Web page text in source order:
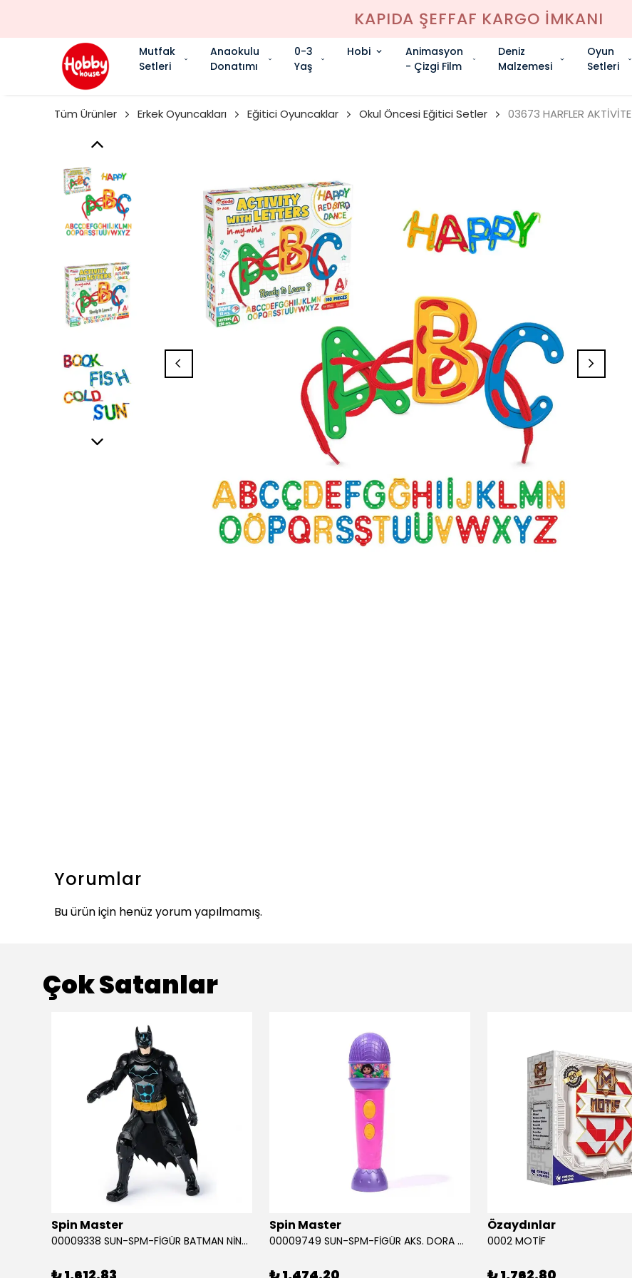
KAPIDA ŞEFFAF KARGO İMKANI
Mutfak
Setleri
Anaokulu
Donatımı
0-3
Yaş
Hobi
Animasyon
- Çizgi Film
Deniz
Malzemesi
Oyun
Setleri
Tüm Ürünler Erkek Oyuncakları Eğitici Oyuncaklar Okul Öncesi Eğitici Setler 03673 HARFLER AKTİVİTE
Yorumlar
Bu ürün için henüz yorum yapılmamış.
Çok Satanlar
Spin Master
00009338 SUN-SPM-FİGÜR BATMAN NİNJA STRIKE 30 CM. EXC.
Spin Master
00009749 SUN-SPM-FİGÜR AKS. DORA MİKROFON YAĞMUR ORMANI RİTMİ (DORA) SESLİ
Özaydınlar
0002 MOTİF